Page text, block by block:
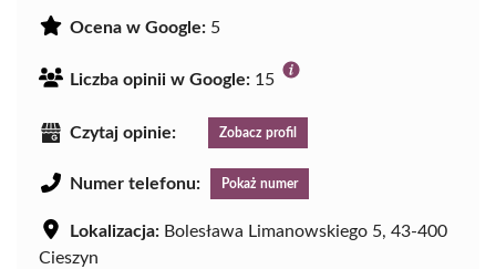
Ocena w Google: 5
Liczba opinii w Google: 15
Czytaj opinie: Zobacz profil
Numer telefonu: Pokaż numer
Lokalizacja: Bolesława Limanowskiego 5, 43-400
Cieszyn